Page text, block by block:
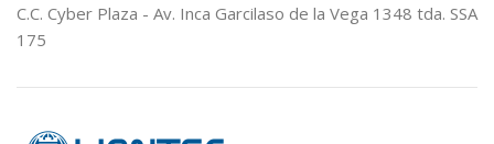
C.C. Cyber Plaza - Av. Inca Garcilaso de la Vega 1348 tda. SSA
175